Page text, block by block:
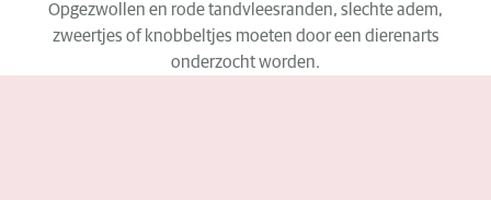
Opgezwollen en rode tandvleesranden, slechte adem,
zweertjes of knobbeltjes moeten door een dierenarts
onderzocht worden.